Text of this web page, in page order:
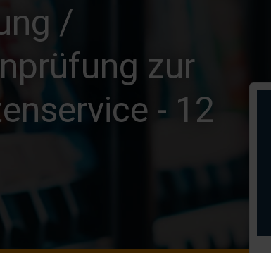
/
zur
- 12